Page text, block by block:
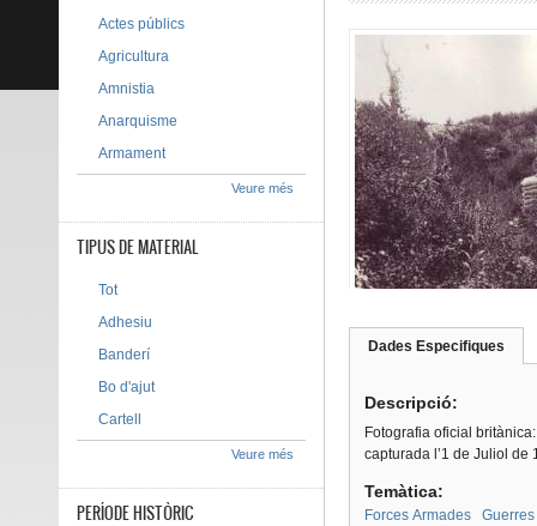
Dades Especifiques
Descripció:
Fotografia oficial
capturada l’1 de Juliol de
Temàtica:
Forces Armades Guerres
Actes públics
Agricultura
Amnistia
Anarquisme
Armament
Veure més
TIPUS DE MATERIAL
Tot
Adhesiu
Banderí
Bo d'ajut
Cartell
Veure més
PERÍODE HISTÒRIC